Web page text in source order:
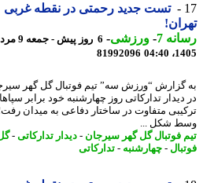
تست جدید رحمتی در نقطه غربی
7
-ورزشی-
6 روز پیش - جمعه 9 مرداد
81992096
“ورزش سه” تیم فوتبال گل گهر سیرجان
تدارکاتی روز چهارشنبه خود برابر سپاهان، با
متفاوت در ساختار دفاعی به میدان رفت؛
شکل ...
فوتبال گل گهر سیرجان -دیدار تدارکاتی-گل
-چهارشنبه-تدارکاتی